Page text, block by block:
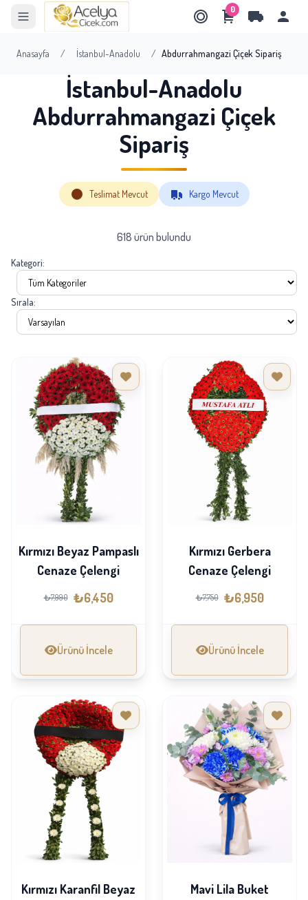
0
Anasayfa / İstanbul-Anadolu / Abdurrahmangazi Çiçek Sipariş
İstanbul-Anadolu
Abdurrahmangazi Çiçek
Sipariş
Teslimat Mevcut Kargo Mevcut
618 ürün bulundu
Kategori:
Sırala:
Kırmızı Beyaz Pampaslı
Cenaze Çelengi
₺7,990 ₺6,450
Ürünü İncele
Kırmızı Gerbera
Cenaze Çelengi
₺7,750 ₺6,950
Ürünü İncele
Kırmızı Karanfil Beyaz
Mavi Lila Buket